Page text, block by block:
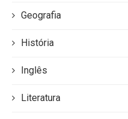
Geografia
História
Inglês
Literatura